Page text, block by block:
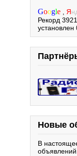
Google Я
Рекорд
установлен
Новые
В
объявлений.